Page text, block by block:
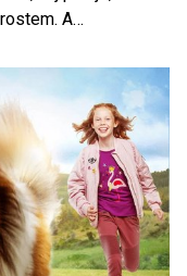
A
igro v prsti, pesku